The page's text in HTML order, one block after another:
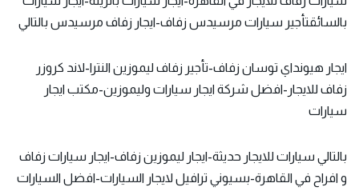
بالسائقتأجير سيارات مرسيدس زفاف-ايجار زفاف مرسيدس بالتالي
ايجار هيونداي توسان زفاف-تأجير زفاف ليموزين النترا-لاند كروزر
زفاف للايجار-افضل شركة ايجار سيارات وليموزين-مكتب ايجار
سيارات
بالتالي سيارات للايجار حديثة-ايجار ليموزين زفاف-ايجار سيارات زفاف
و افراح في القاهرة-بسيوني ترافيل لايجار السيارات-افضل السيارات